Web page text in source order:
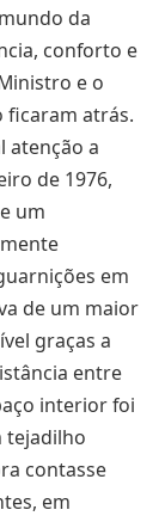
da
conforto e
e o
ficaram atrás.
atenção a
de 1976,
um
em
de um maior
graças a
entre
interior foi
tejadilho
contasse
em